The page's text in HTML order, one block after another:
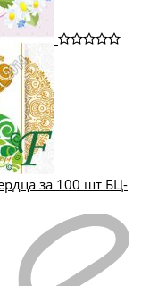
за 100 шт БЦ-